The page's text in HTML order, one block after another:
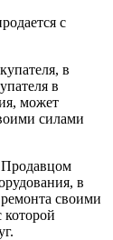
с
в
в
может
силами
Продавцом
в
своими